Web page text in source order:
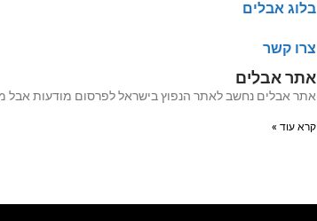
בלוג אבלים
צרו קשר
אתר אבלים
אתר אבלים נחשב לאתר הנפוץ בישראל לפרסום מודעות אבל מעל 20 שנה האתר עבר לאחרונה שדרוג מערכות על
קרא עוד »